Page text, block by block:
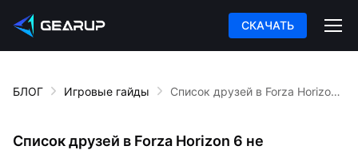
СКАЧАТЬ
БЛОГ Игровые гайды Список друзей в Forza Horizon 6 не загружается: четыре группы причин
Список друзей в Forza Horizon 6 не